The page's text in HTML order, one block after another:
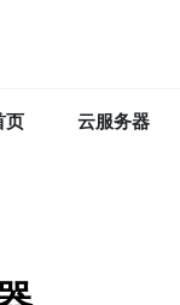
页 云服务器